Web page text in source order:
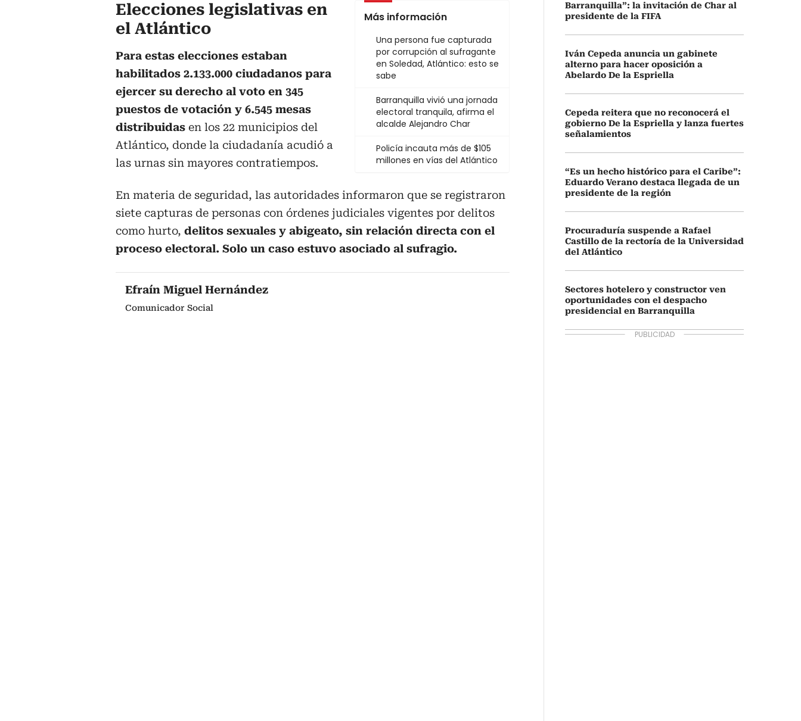
Más información
Una persona fue capturada
por corrupción al sufragante
en Soledad, Atlántico: esto se
sabe
Barranquilla vivió una jornada
electoral tranquila, afirma el
alcalde Alejandro Char
Policía incauta más de $105
millones en vías del Atlántico
Elecciones legislativas en
el Atlántico
Para estas elecciones estaban
habilitados 2.133.000 ciudadanos para
ejercer su derecho al voto en 345
puestos de votación y 6.545 mesas
distribuidas en los 22 municipios del
Atlántico, donde la ciudadanía acudió a
las urnas sin mayores contratiempos.
En materia de seguridad, las autoridades informaron que se registraron
siete capturas de personas con órdenes judiciales vigentes por delitos
como hurto, delitos sexuales y abigeato, sin relación directa con el
proceso electoral. Solo un caso estuvo asociado al sufragio.
Efraín Miguel Hernández
Comunicador Social
Barranquilla”: la invitación de Char al
presidente de la FIFA
Iván Cepeda anuncia un gabinete
alterno para hacer oposición a
Abelardo De la Espriella
Cepeda reitera que no reconocerá el
gobierno De la Espriella y lanza fuertes
señalamientos
“Es un hecho histórico para el Caribe”:
Eduardo Verano destaca llegada de un
presidente de la región
Procuraduría suspende a Rafael
Castillo de la rectoría de la Universidad
del Atlántico
Sectores hotelero y constructor ven
oportunidades con el despacho
presidencial en Barranquilla